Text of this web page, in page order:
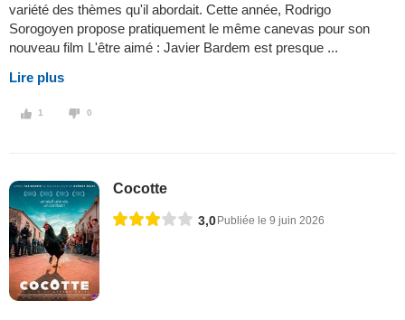
variété des thèmes qu'il abordait. Cette année, Rodrigo
Sorogoyen propose pratiquement le même canevas pour son
nouveau film L'être aimé : Javier Bardem est presque ...
Lire plus
1 0
Cocotte
3,0Publiée le 9 juin 2026